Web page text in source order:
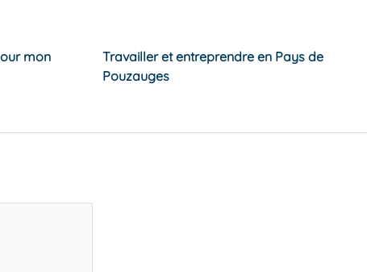
mon
Travailler et entreprendre en Pays de
Pouzauges